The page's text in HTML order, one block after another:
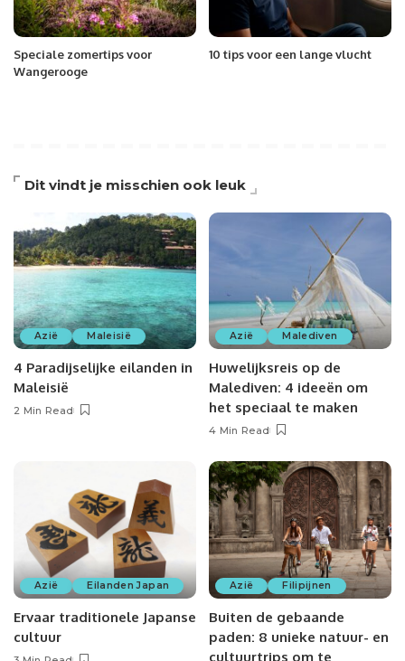
Speciale zomertips voor
Wangerooge
10 tips voor een lange vlucht
Dit vindt je misschien ook leuk
Azië Maleisië
4 Paradijselijke eilanden in
Maleisië
2 Min Read
Azië Malediven
Huwelijksreis op de
Malediven: 4 ideeën om
het speciaal te maken
4 Min Read
Azië Eilanden Japan
Ervaar traditionele Japanse
cultuur
Azië Filipijnen
Buiten de gebaande
paden: 8 unieke natuur- en
cultuurtrips om te